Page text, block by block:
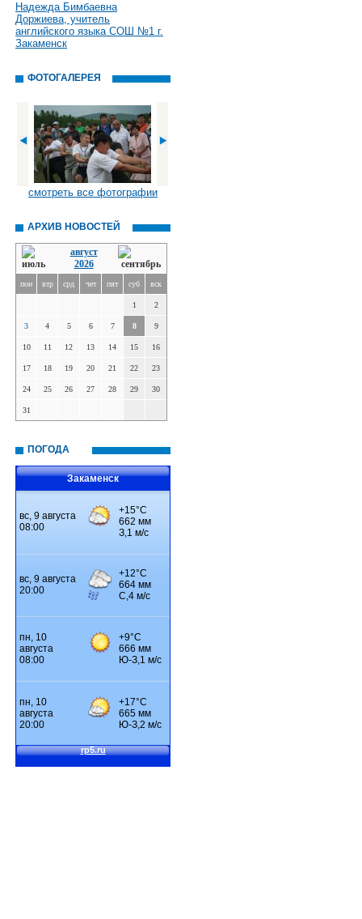
Надежда Бимбаевна
Доржиева, учитель
английского языка СОШ №1 г.
Закаменск
ФОТОГАЛЕРЕЯ
смотреть все фотографии
АРХИВ НОВОСТЕЙ
август
2026
пон втр срд чет пят суб вск
1 2
3 4 5 6 7 8 9
10 11 12 13 14 15 16
17 18 19 20 21 22 23
24 25 26 27 28 29 30
31
ПОГОДА
Закаменск